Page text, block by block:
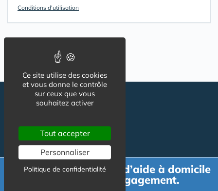
Conditions d'utilisation
Suivez-nous
CGU
Mentions légales
Demande de devis d’aide à domicile
gratuit et sans engagement.
Ce site utilise des cookies
et vous donne le contrôle
sur ceux que vous
souhaitez activer
Tout accepter
Personnaliser
Politique de confidentialité